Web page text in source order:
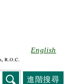
English
進階搜尋